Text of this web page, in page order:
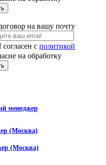
на вашу почту
согласен с политикой
на обработку
менеджер
(Москва)
(Москва)